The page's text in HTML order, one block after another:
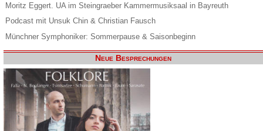
Moritz Eggert. UA im Steingraeber Kammermusiksaal in Bayreuth
Podcast mit Unsuk Chin & Christian Fausch
Münchner Symphoniker: Sommerpause & Saisonbeginn
Neue Besprechungen